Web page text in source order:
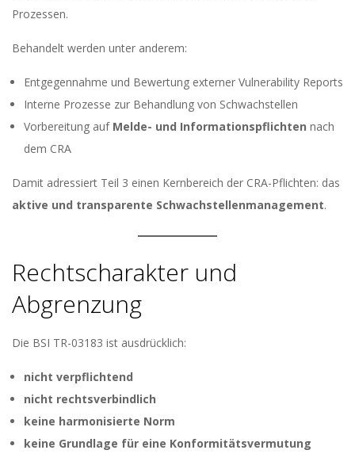
Prozessen.
Behandelt werden unter anderem:
Entgegennahme und Bewertung externer Vulnerability Reports
Interne Prozesse zur Behandlung von Schwachstellen
Vorbereitung auf Melde- und Informationspflichten nach
dem CRA
Damit adressiert Teil 3 einen Kernbereich der CRA-Pflichten: das
aktive und transparente Schwachstellenmanagement.
Rechtscharakter und
Abgrenzung
Die BSI TR-03183 ist ausdrücklich:
nicht verpflichtend
nicht rechtsverbindlich
keine harmonisierte Norm
keine Grundlage für eine Konformitätsvermutung